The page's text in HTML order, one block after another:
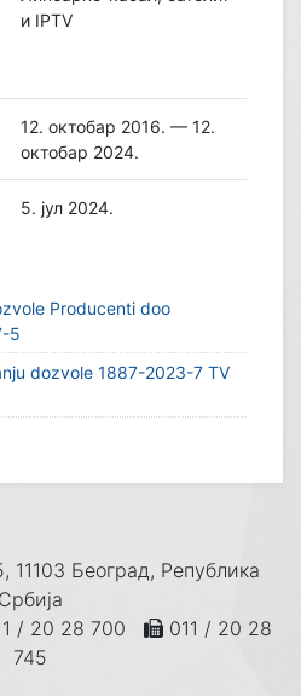
и IPTV
12. октобар 2016. — 12.
октобар 2024.
5. јул 2024.
Producenti doo
5
dozvole 1887-2023-7 TV
Београд, Република
Србија
/ 20 28 700
011 / 20 28
745